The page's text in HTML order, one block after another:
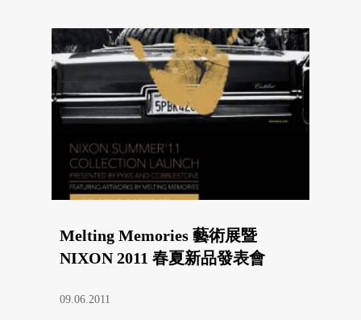
Melting Memories 藝術展暨
NIXON 2011 春夏新品發表會
09.06.2011